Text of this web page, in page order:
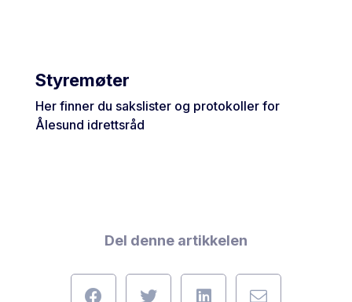
Styremøter
Her finner du sakslister og protokoller for
Ålesund idrettsråd
Del denne artikkelen